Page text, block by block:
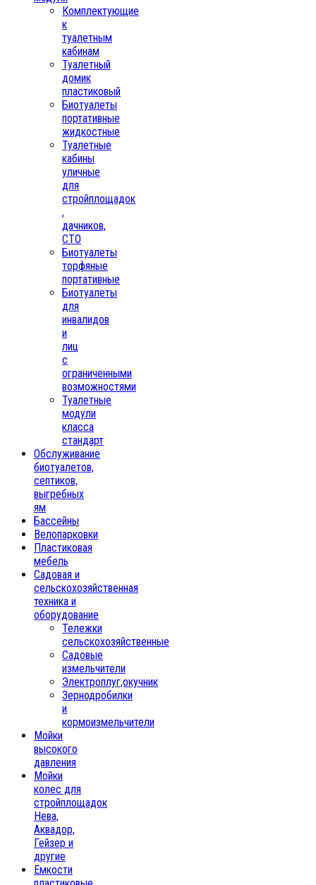
Комплектующие
к
туалетным
кабинам
Туалетный
домик
пластиковый
Биотуалеты
портативные
жидкостные
Туалетные
кабины
уличные
для
стройплощадок
,
дачников,
СТО
Биотуалеты
торфяные
портативные
Биотуалеты
для
инвалидов
и
лиц
с
ограниченными
возможностями
Туалетные
модули
класса
стандарт
Обслуживание
биотуалетов,
септиков,
выгребных
ям
Бассейны
Велопарковки
Пластиковая
мебель
Садовая и
сельскохозяйственная
техника и
оборудование
Тележки
сельскохозяйственные
Садовые
измельчители
Электроплуг,окучник
Зернодробилки
и
кормоизмельчители
Мойки
высокого
давления
Мойки
колес для
стройплощадок
Нева,
Аквадор,
Гейзер и
другие
Емкости